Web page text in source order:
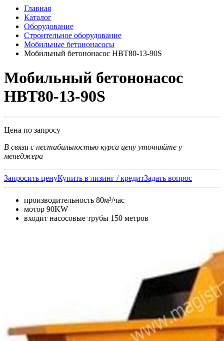
Главная
Каталог
Оборудование
Строительное оборудование
Мобильные бетононасосы
Мобильный бетононасос HBT80-13-90S
Мобильный бетононасос
HBT80-13-90S
Цена по запросу
В связи с нестабильностью курса цену уточняйте у
менеджера
Запросить ценуКупить в лизинг / кредитЗадать вопрос
производительность 80м³/час
мотор 90KW
входит насосовые трубы 150 метров